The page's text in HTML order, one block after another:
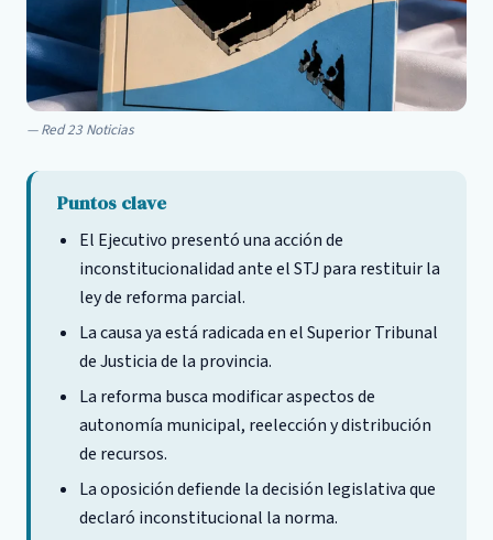
Red 23 Noticias
Puntos clave
El Ejecutivo presentó una acción de
inconstitucionalidad ante el STJ para restituir la
ley de reforma parcial.
La causa ya está radicada en el Superior Tribunal
de Justicia de la provincia.
La reforma busca modificar aspectos de
autonomía municipal, reelección y distribución
de recursos.
La oposición defiende la decisión legislativa que
declaró inconstitucional la norma.